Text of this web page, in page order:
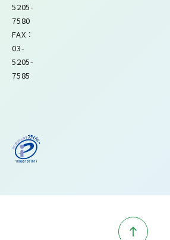
5205-
7580
FAX：
03-
5205-
7585